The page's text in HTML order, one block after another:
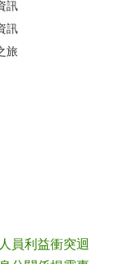
訊
訊
旅
員利益衝突迴